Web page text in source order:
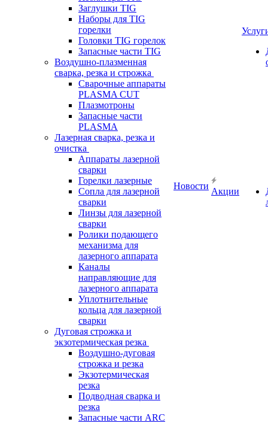
Заглушки TIG
Наборы для TIG
горелки
Головки TIG горелок
Запасные части TIG
Воздушно-плазменная
сварка, резка и строжка
Сварочные аппараты
PLASMA CUT
Плазмотроны
Запасные части
PLASMA
Лазерная сварка, резка и
очистка
Аппараты лазерной
сварки
Горелки лазерные
Сопла для лазерной
сварки
Линзы для лазерной
сварки
Ролики подающего
механизма для
лазерного аппарата
Каналы
направляющие для
лазерного аппарата
Уплотнительные
кольца для лазерной
сварки
Дуговая строжка и
экзотермическая резка
Воздушно-дуговая
строжка и резка
Экзотермическая
резка
Подводная сварка и
резка
Запасные части ARC
Новости
Акции